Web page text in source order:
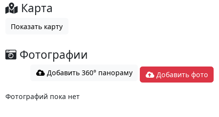
Карта
Показать карту
Фотографии
Добавить 360° панораму Добавить фото
Фотографий пока нет